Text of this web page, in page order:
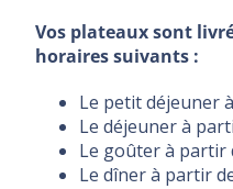
Vos plateaux sont
horaires suivants :
Le petit déjeuner
Le déjeuner à
Le goûter à partir
Le dîner à partir